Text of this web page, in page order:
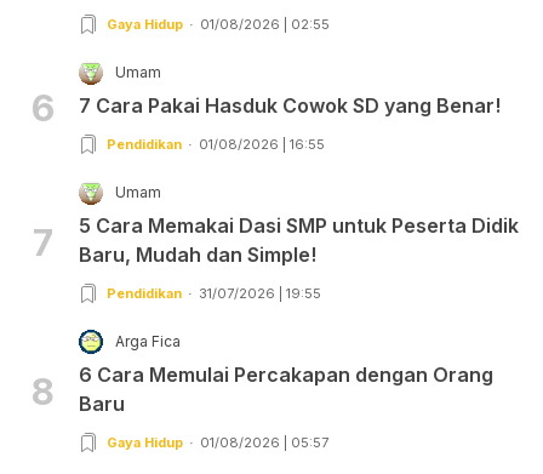
Gaya Hidup 01/08/2026 | 02:55
6
Umam
7 Cara Pakai Hasduk Cowok SD yang Benar!
Pendidikan 01/08/2026 | 16:55
7
Umam
5 Cara Memakai Dasi SMP untuk Peserta Didik
Baru, Mudah dan Simple!
Pendidikan 31/07/2026 | 19:55
8
Arga Fica
6 Cara Memulai Percakapan dengan Orang
Baru
Gaya Hidup 01/08/2026 | 05:57